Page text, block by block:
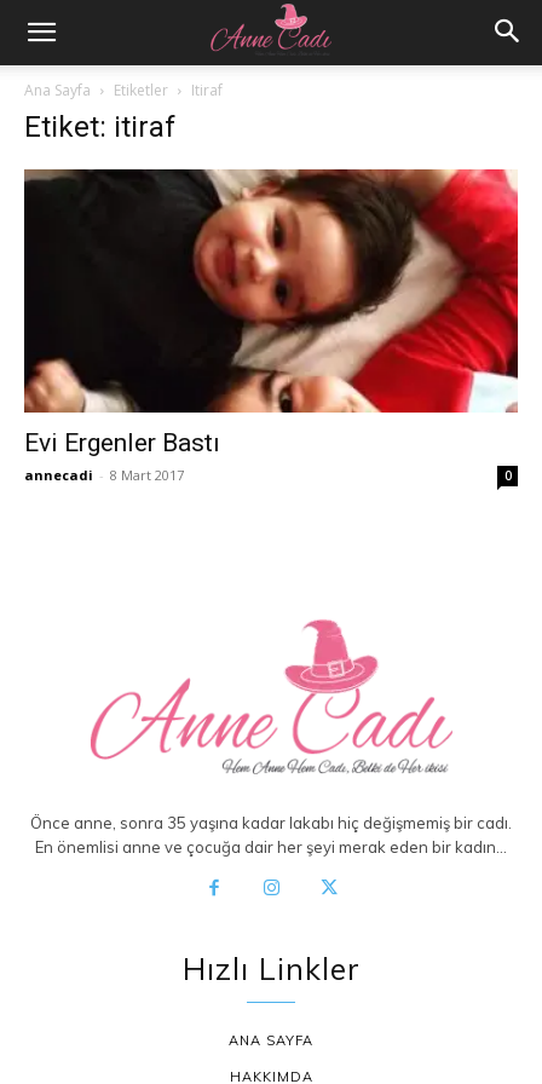
Ana Sayfa Etiketler Itiraf
Etiket: itiraf
Evi Ergenler Bastı
annecadi - 8 Mart 2017 0
Önce anne, sonra 35 yaşına kadar lakabı hiç değişmemiş bir cadı.
En önemlisi anne ve çocuğa dair her şeyi merak eden bir kadın…
Hızlı Linkler
ANA SAYFA
HAKKIMDA